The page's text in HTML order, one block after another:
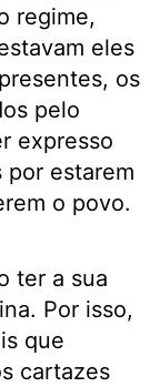
regime,
eles
os
pelo
expresso
por estarem
o povo.
ter a sua
Por isso,
que
cartazes